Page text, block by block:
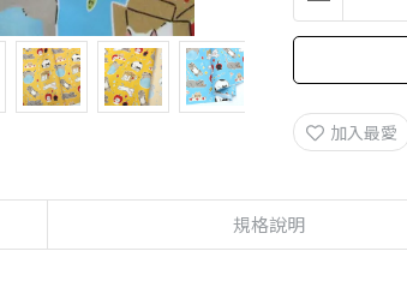
加入最愛
規格說明